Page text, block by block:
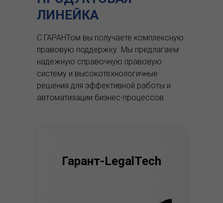
ЛИНЕЙКА
С ГАРАНТом вы получаете комплексную
правовую поддержку. Мы предлагаем
надежную справочную правовую
систему и высокотехнологичные
решения для эффективной работы и
автоматизации бизнес-процессов.
Гарант-LegalTech